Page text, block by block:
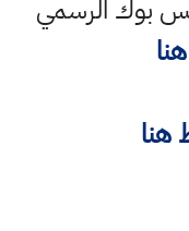
بوك الرسمي
هنا